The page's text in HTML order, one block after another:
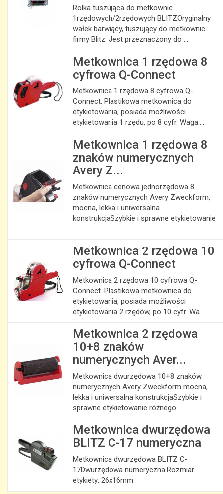
Rolka tuszująca do metkownic
1rzędowych/2rzędowych BLITZOryginalny
wałek barwiący, tuszujący do metkownic
firmy Blitz. Jest przeznaczony do ...
Metkownica 1 rzędowa 8
cyfrowa Q-Connect
Metkownica 1 rzędowa 8 cyfrowa Q-
Connect. Plastikowa metkownica do
etykietowania, posiada możliwości
etykietowania 1 rzędu, po 8 cyfr. Waga:...
Metkownica 1 rzędowa 8
znaków numerycznych
Avery Z...
Metkownica cenowa jednorzędowa 8
znaków numerycznych Avery Zweckform,
mocna, lekka i uniwersalna
konstrukcjaSzybkie i sprawne etykietowanie
...
Metkownica 2 rzędowa 10
cyfrowa Q-Connect
Metkownica 2 rzędowa 10 cyfrowa Q-
Connect. Plastikowa metkownica do
etykietowania, posiada możliwości
etykietowania 2 rzędów, po 10 cyfr. Wa...
Metkownica 2 rzędowa
10+8 znaków
numerycznych Aver...
Metkownica dwurzędowa 10+8 znaków
numerycznych Avery Zweckform mocna,
lekka i uniwersalna konstrukcjaSzybkie i
sprawne etykietowanie różnego...
Metkownica dwurzędowa
BLITZ C-17 numeryczna
Metkownica dwurzędowa BLITZ C-
17Dwurzędowa numeryczna.Rozmiar
etykiety: 26x16mm